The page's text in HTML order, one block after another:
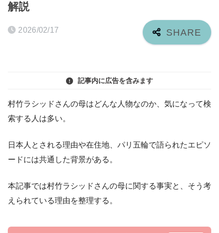
解説
2026/02/17
記事内に広告を含みます
村竹ラシッドさんの母はどんな人物なのか、気になって検
索する人は多い。
日本人とされる理由や在住地、パリ五輪で語られたエピソ
ードには共通した背景がある。
本記事では村竹ラシッドさんの母に関する事実と、そう考
えられている理由を整理する。